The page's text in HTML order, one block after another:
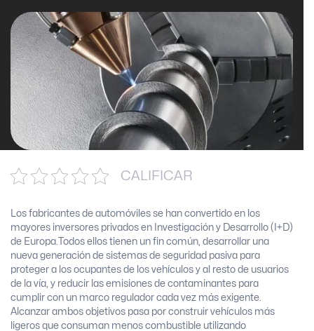
CALIFICAR
Los fabricantes de automóviles se han convertido en los
mayores inversores privados en Investigación y Desarrollo (I+D)
de Europa.Todos ellos tienen un fin común, desarrollar una
nueva generación de sistemas de seguridad pasiva para
proteger a los ocupantes de los vehículos y al resto de usuarios
de la vía, y reducir las emisiones de contaminantes para
cumplir con un marco regulador cada vez más exigente.
Alcanzar ambos objetivos pasa por construir vehículos más
ligeros que consuman menos combustible utilizando